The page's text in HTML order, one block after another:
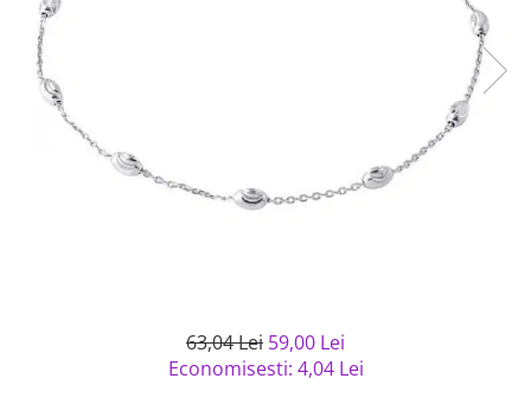
semipretioase
Bijuterii argint placat cu aur
Bijuterii argint cu diverse
materiale
Bijuterii argint cu murano
Bijuterii de Lux
Bijuterii gotice si rock
Bijuterii Handmade
Bijuterii fantezie
Casete si cutii de bijuterii
63,04 Lei 59,00 Lei
Economisesti: 4,04 Lei